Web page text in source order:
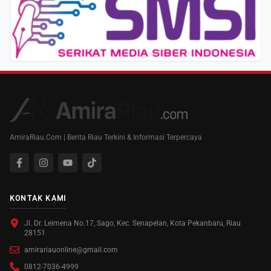
AmiraRiau.Com | Berita Riau Terkini & Informasi Terpercaya
KONTAK KAMI
Jl. Dr. Leimena No.17, Sago, Kec. Senapelan, Kota Pekanbaru, Riau
28151
amirariauonline@gmail.com
0812-7036-4999